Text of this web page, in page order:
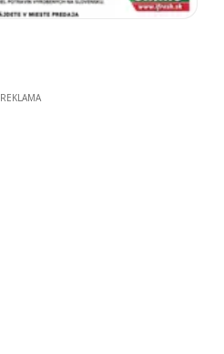
REKLAMA